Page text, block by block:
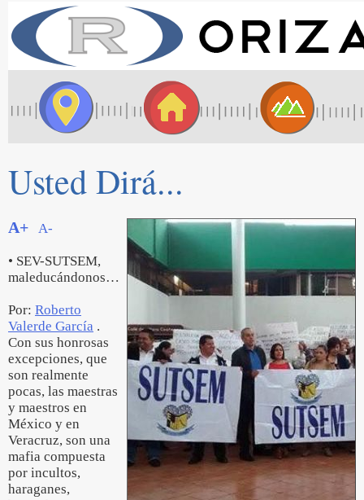
Usted Dirá...
A+ A-
• SEV-SUTSEM,
maleducándonos…
Por: Roberto
Valerde García .
Con sus honrosas
excepciones, que
son realmente
pocas, las maestras
y maestros en
México y en
Veracruz, son una
mafia compuesta
por incultos,
haraganes,